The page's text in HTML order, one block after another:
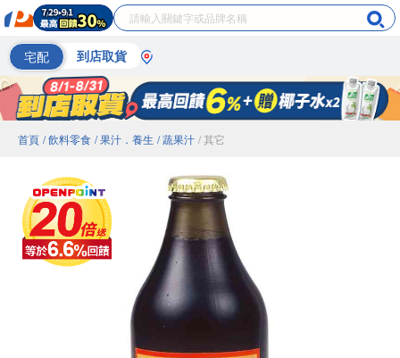
宅配 到店取貨
首頁 / 飲料零食 / 果汁．養生 / 蔬果汁 / 其它